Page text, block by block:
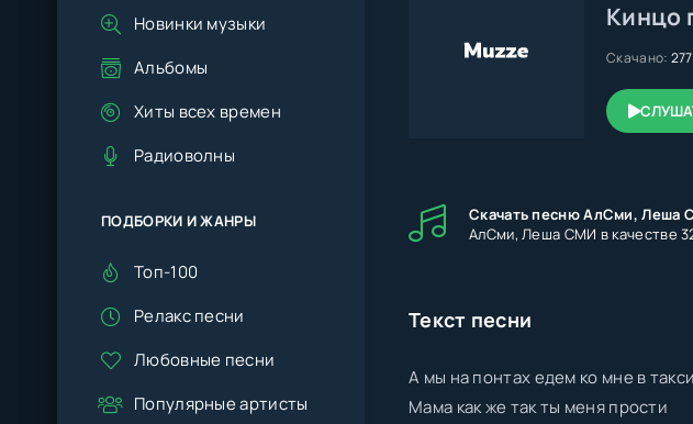
Кинцо
Скачано: 277
Скачать песню АлСми, Леша
АлСми, Леша СМИ в качестве
Текст песни
А мы на понтах едем ко мне в такси
Мама как же так ты меня прости
Новинки музыки
Альбомы
Хиты всех времен
Радиоволны
ПОДБОРКИ И ЖАНРЫ
Топ-100
Релакс песни
Любовные песни
Популярные артисты